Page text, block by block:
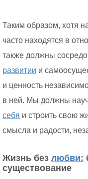
Таким образом, хотя
часто находятся в
также должны
развитии и
и ценность
в ней. Мы должны
себя и строить свою
смысла и радости,
Жизнь без любви:
существование